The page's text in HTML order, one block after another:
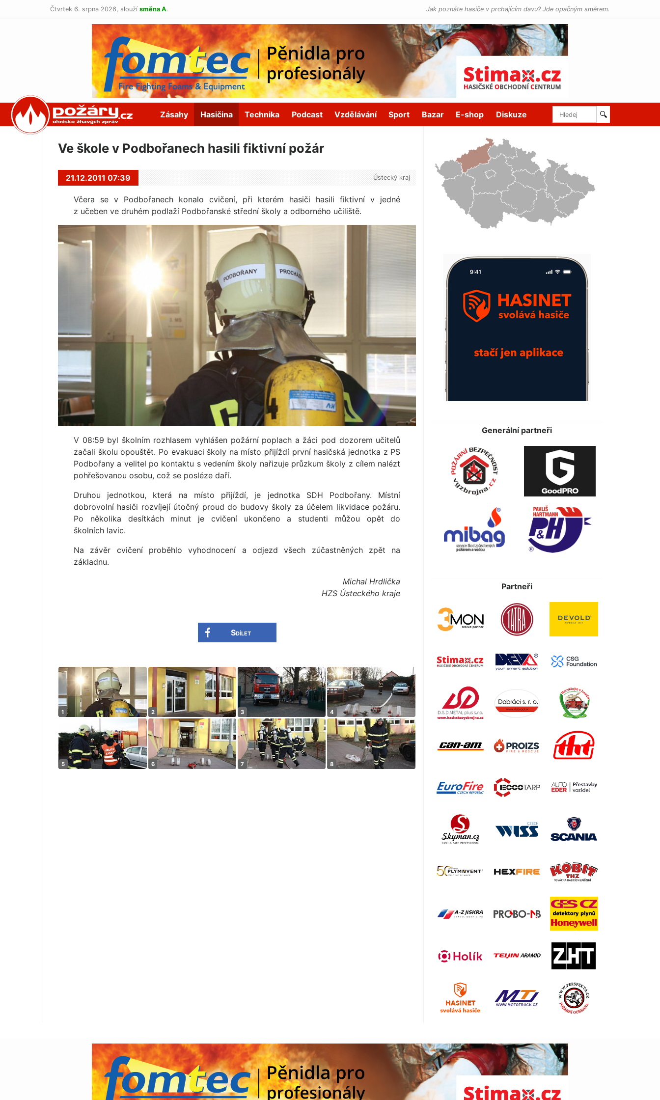
Čtvrtek 6. srpna 2026, slouží směna A. Jak poznáte hasiče v prchajícím davu? Jde opačným směrem.
POŽÁRY.cz Zásahy Hasičina Technika Podcast Vzdělávání Sport Bazar E-shop Diskuze 🔍
Ve škole v Podbořanech hasili fiktivní požár
21.12.2011 07:39 Ústecký kraj
Včera se v Podbořanech konalo cvičení, při kterém hasiči hasili fiktivní v jedné
z učeben ve druhém podlaží Podbořanské střední školy a odborného učiliště.
V 08:59 byl školním rozhlasem vyhlášen požární poplach a žáci pod dozorem učitelů
začali školu opouštět. Po evakuaci školy na místo přijíždí první hasičská jednotka z PS
Podbořany a velitel po kontaktu s vedením školy nařizuje průzkum školy z cílem nalézt
pohřešovanou osobu, což se posléze daří.
Druhou jednotkou, která na místo přijíždí, je jednotka SDH Podbořany. Místní
dobrovolní hasiči rozvíjejí útočný proud do budovy školy za účelem likvidace požáru.
Po několika desítkách minut je cvičení ukončeno a studenti můžou opět do
školních lavic.
Na závěr cvičení proběhlo vyhodnocení a odjezd všech zúčastněných zpět na
základnu.
Michal Hrdlička
HZS Ústeckého kraje
Sdílet
Generální partneři
Partneři